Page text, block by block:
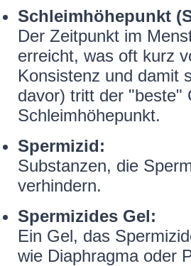
Schleimhöhepunkt
Der Zeitpunkt im
erreicht, was oft kurz
Konsistenz und damit
davor) tritt der "beste"
Schleimhöhepunkt.
Spermizid:
Substanzen, die
verhindern.
Spermizides Gel:
Ein Gel, das
wie Diaphragma oder